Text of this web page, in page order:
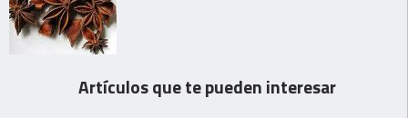
Artículos que te pueden interesar